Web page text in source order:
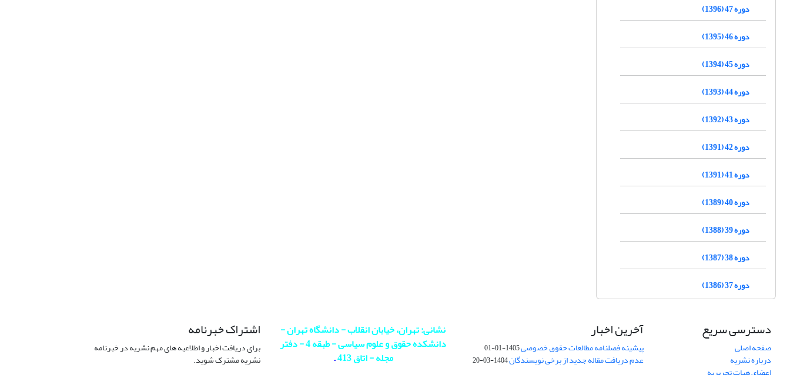
دوره 47 (1396)
دوره 46 (1395)
دوره 45 (1394)
دوره 44 (1393)
دوره 43 (1392)
دوره 42 (1391)
دوره 41 (1391)
دوره 40 (1389)
دوره 39 (1388)
دوره 38 (1387)
دوره 37 (1386)
دسترسی سریع
صفحه اصلی
درباره نشریه
آخرین اخبار
پیشینه فصلنامه مطالعات حقوق خصوصی1405-01-01
عدم دریافت مقاله جدید از برخی نویسندگان1404-03-20
نشانی: تهران، خیابان انقلاب - دانشگاه تهران -
دانشکده حقوق و علوم سیاسی - طبقه 4 - دفتر
مجله - اتاق 413
.
اشتراک خبرنامه
برای دریافت اخبار و اطلاعیه های مهم نشریه در خبرنامه
نشریه مشترک شوید.